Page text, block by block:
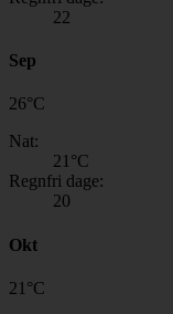
22
Sep
26°C
Nat:
21°C
Regnfri dage:
20
Okt
21 °C